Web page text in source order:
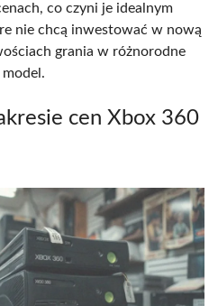
co czyni je idealnym
nie chcą inwestować w nową
grania w różnorodne
cen Xbox 360